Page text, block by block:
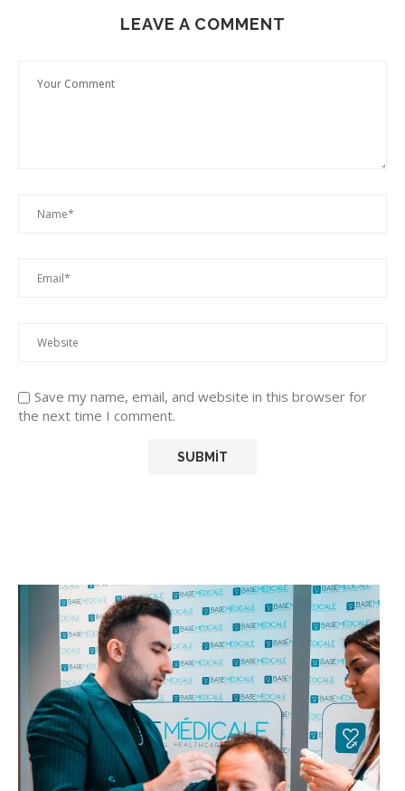
LEAVE A COMMENT
Save my name, email, and website in this browser for
the next time I comment.